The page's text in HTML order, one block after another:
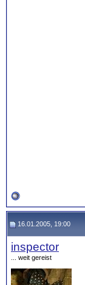
16.01.2005, 19:00
inspector
... weit gereist